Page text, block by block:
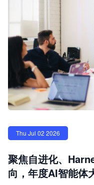
Thu Jul 02 2026
聚焦自进化、
向，年度AI智能体